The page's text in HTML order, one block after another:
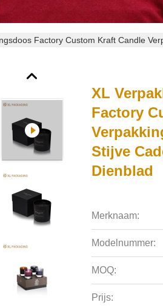
Factory Custom Kraft Candle
XL
Factory
Stijve
Dienblad
Merknaam:
Modelnummer:
MOQ:
Prijs: